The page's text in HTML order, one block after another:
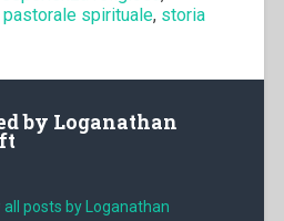
pastorale spirituale, storia
by Loganathan
all posts by Loganathan